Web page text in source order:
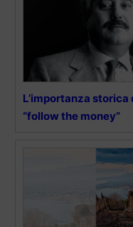
L’importanza
“follow the money”